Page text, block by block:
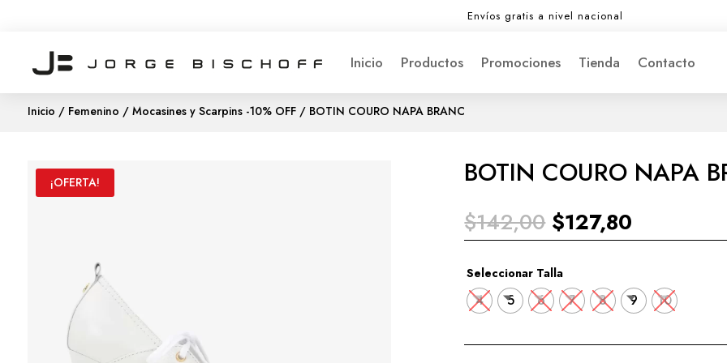
Envíos gratis a nivel nacional
Inicio Productos Promociones Tienda Contacto
Inicio / Femenino / Mocasines y Scarpins -10% OFF/ BOTIN COURO NAPA BRANC
¡OFERTA! BOTIN COURO NAPA
$142,00 El
precio
era:
$142,00.
$127,80
precio
$127,80.
Seleccionar Talla
4 5 6 7 8 9 10